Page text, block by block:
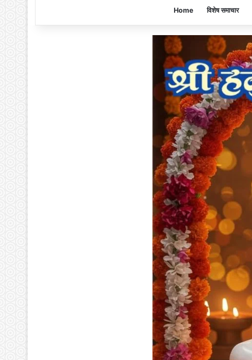
Home विशेष समाचार